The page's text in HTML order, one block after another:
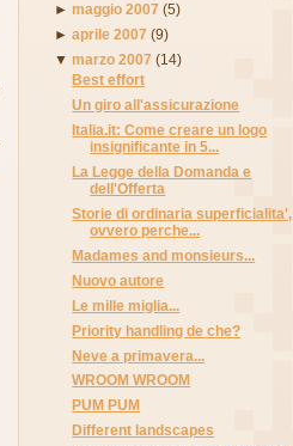
►maggio 2007 (5)
►aprile 2007 (9)
▼marzo 2007 (14)
Best effort
Un giro all'assicurazione
Italia.it: Come creare un logo
insignificante in 5...
La Legge della Domanda e
dell'Offerta
Storie di ordinaria superficialita',
ovvero perche...
Madames and monsieurs...
Nuovo autore
Le mille miglia...
Priority handling de che?
Neve a primavera...
WROOM WROOM
PUM PUM
Different landscapes